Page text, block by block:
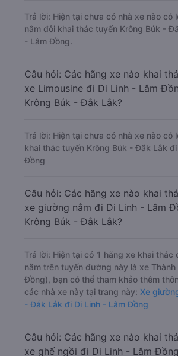
Trả lời: Hiện tại chưa có nhà xe nào có
nằm đôi khai thác tuyến Krông Búk -
- Lâm Đồng.
Câu hỏi: Các hãng xe nào khai
xe Limousine đi Di Linh - Lâm
Krông Búk - Đắk Lắk?
Trả lời: Hiện tại chưa có nhà xe nào có
khai thác tuyến Krông Búk - Đắk Lắk đi
Đồng
Câu hỏi: Các hãng xe nào khai
xe giường nằm đi Di Linh - Lâm
Krông Búk - Đắk Lắk?
Trả lời: Hiện tại có 1 hãng xe khai thác
nằm trên tuyến đường này là xe Thành
Đồng), bạn có thể tham khảo thêm
các nhà xe này tại trang này: Xe
- Đắk Lắk đi Di Linh - Lâm Đồng
Câu hỏi: Các hãng xe nào khai
xe ghế ngồi đi Di Linh - Lâm